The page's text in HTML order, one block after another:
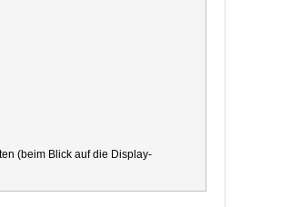
(beim Blick auf die Display-